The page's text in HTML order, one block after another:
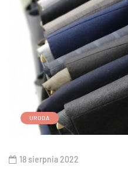
URODA
18 sierpnia 2022